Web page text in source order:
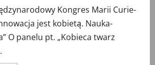
Kongres Marii Curie-
jest kobietą. Nauka-
O panelu pt. „Kobieca twarz